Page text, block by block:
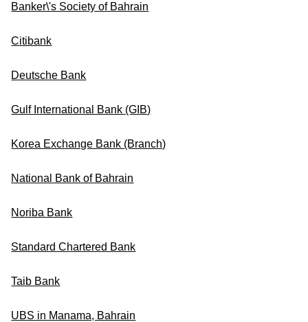
Banker\'s Society of Bahrain
Citibank
Deutsche Bank
Gulf International Bank (GIB)
Korea Exchange Bank (Branch)
National Bank of Bahrain
Noriba Bank
Standard Chartered Bank
Taib Bank
UBS in Manama, Bahrain